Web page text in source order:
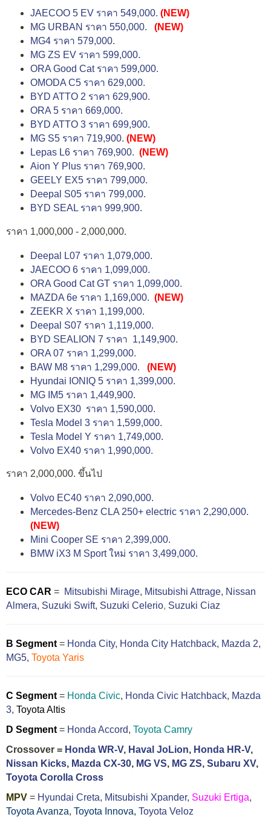
JAECOO 5 EV ราคา 549,000. (NEW)
MG URBAN ราคา 550,000.
(NEW)
MG4 ราคา 579,000.
MG ZS EV ราคา 599,000.
ORA Good Cat ราคา 599,000.
OMODA C5 ราคา 629,000.
BYD ATTO 2 ราคา 629,900.
ORA 5 ราคา 669,000.
BYD ATTO 3 ราคา 699,900.
MG S5 ราคา 719,900. (NEW)
Lepas L6 ราคา 769,900. (NEW)
Aion Y Plus ราคา 769,900.
GEELY EX5 ราคา 799,000.
Deepal S05 ราคา 799,000.
BYD SEAL ราคา 999,900.
ราคา 1,000,000 - 2,000,000.
Deepal L07 ราคา 1,079,000.
JAECOO 6 ราคา 1,099,000.
ORA Good Cat GT ราคา 1,099,000.
MAZDA 6e ราคา 1,169,000. (NEW)
ZEEKR X ราคา 1,199,000.
Deepal S07 ราคา 1,119,000.
BYD SEALION 7 ราคา 1,149,900.
ORA 07 ราคา 1,299,000.
BAW M8 ราคา 1,299,000.
(NEW)
Hyundai IONIQ 5 ราคา 1,399,000.
MG IM5 ราคา 1,449,900.
Volvo EX30 ราคา 1,590,000.
Tesla Model 3 ราคา 1,599,000.
Tesla Model Y ราคา 1,749,000.
Volvo EX40 ราคา 1,990,000.
ราคา 2,000,000. ขึ้นไป
Volvo EC40 ราคา 2,090,000.
Mercedes-Benz CLA 250+ electric ราคา 2,290,000.
(NEW)
Mini Cooper SE ราคา 2,399,000.
BMW iX3 M Sport ใหม่ ราคา 3,499,000.
ECO CAR = Mitsubishi Mirage, Mitsubishi Attrage, Nissan
Almera, Suzuki Swift, Suzuki Celerio, Suzuki Ciaz
B Segment = Honda City, Honda City Hatchback, Mazda 2,
MG5, Toyota Yaris
C Segment = Honda Civic, Honda Civic Hatchback, Mazda
3, Toyota Altis
D Segment = Honda Accord, Toyota Camry
Crossover = Honda WR-V, Haval JoLion, Honda HR-V,
Nissan Kicks, Mazda CX-30, MG VS, MG ZS, Subaru XV,
Toyota Corolla Cross
MPV = Hyundai Creta, Mitsubishi Xpander, Suzuki Ertiga,
Toyota Avanza, Toyota Innova, Toyota Veloz